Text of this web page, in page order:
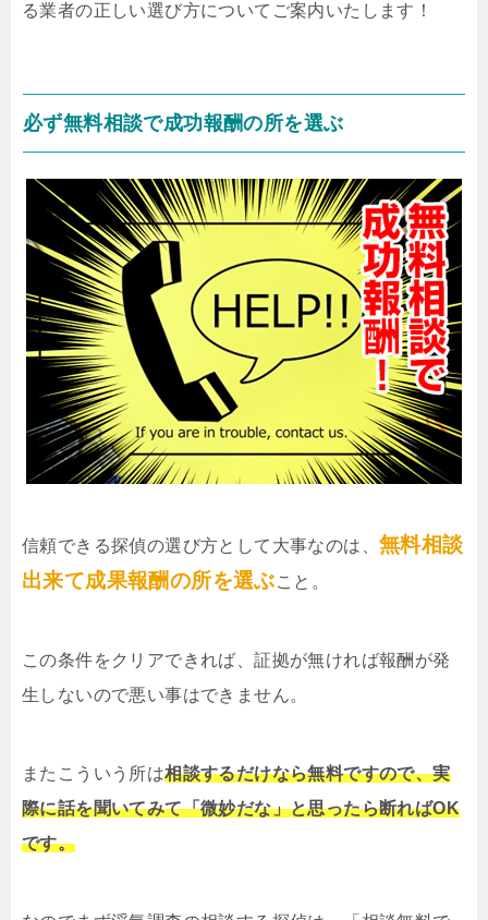
る業者の正しい選び方についてご案内いたします！
必ず無料相談で成功報酬の所を選ぶ
信頼できる探偵の選び方として大事なのは、 無料相談
出来て成果報酬の所を選ぶこと。
この条件をクリアできれば、証拠が無ければ報酬が発
生しないので悪い事はできません。
またこういう所は相談するだけなら無料ですので、実
際に話を聞いてみて「微妙だな」と思ったら断ればOK
です。